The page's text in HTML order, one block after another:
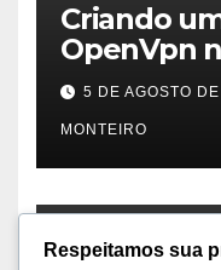
Criando
OpenVpn
distros
Mint Linux
5 DE AGOSTO
MONTEIRO
SEGURANÇA DA
SEGURANÇA DIGITAL &
Respeitamos sua